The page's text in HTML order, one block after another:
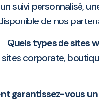
suivi personnalisé,
de nos
Quels types de sites
corporate,
garantissez-vous